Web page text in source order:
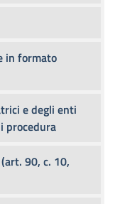
in formato
e degli enti
procedura
90, c. 10,